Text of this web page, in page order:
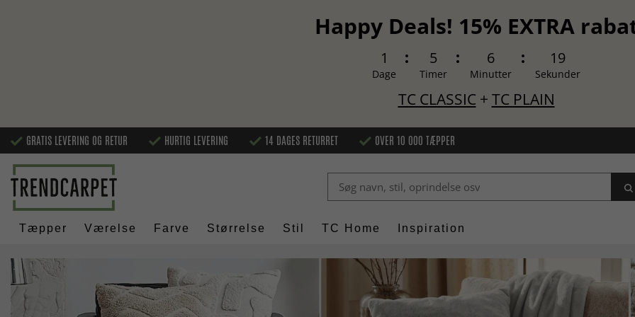
Happy Deals! 15% EXTRA
1
Dage
5
Timer
6
Minutter
18
Sekunder
TC CLASSIC+ TC PLAIN
GRATIS LEVERING OG RETUR HURTIG LEVERING 14 DAGES RETURRET OVER 10 000 TÆPPER
Tæpper Værelse Farve Størrelse Stil TC Home Inspiration